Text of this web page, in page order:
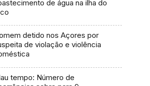
de água na ilha do
detido nos Açores por
de violação e violência
tempo: Número de